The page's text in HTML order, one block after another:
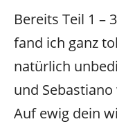
Bereits Teil 1 –
fand ich ganz
natürlich
und
Auf ewig dein